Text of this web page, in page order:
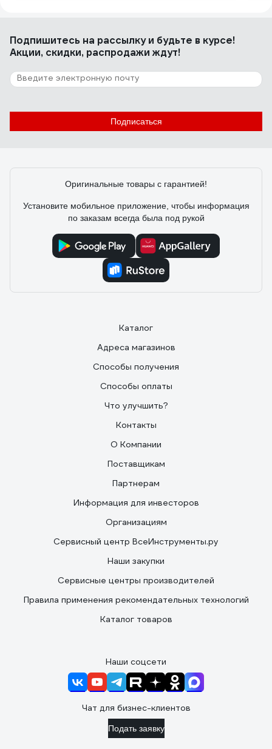
Подпишитесь на рассылкуи будьте в курсе!
Акции, скидки, распродажи ждут!
Подписаться
Оригинальные товары с гарантией!
Установите мобильное приложение, чтобы информация
по заказам всегда была под рукой
Каталог
Адреса магазинов
Способы получения
Способы оплаты
Что улучшить?
Контакты
О Компании
Поставщикам
Партнерам
Информация для инвесторов
Организациям
Сервисный центр ВсеИнструменты.ру
Наши закупки
Сервисные центры производителей
Правила применения рекомендательных технологий
Каталог товаров
Наши соцсети
Чат для бизнес-клиентов
Подать заявку